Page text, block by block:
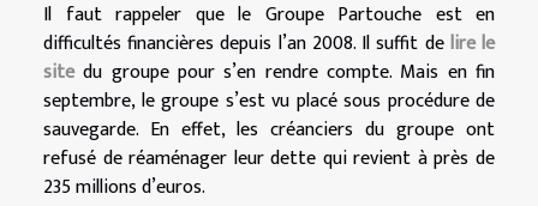
Il faut rappeler que le Groupe Partouche est en
difficultés financières depuis l’an 2008. Il suffit delirele
sitedu groupe pour s’en rendre compte. Mais en fin
septembre, le groupe s’est vu placé sous procédure de
sauvegarde. En effet, les créanciers du groupe ont
refusé de réaménager leur dette qui revient à près de
235 millions d’euros.